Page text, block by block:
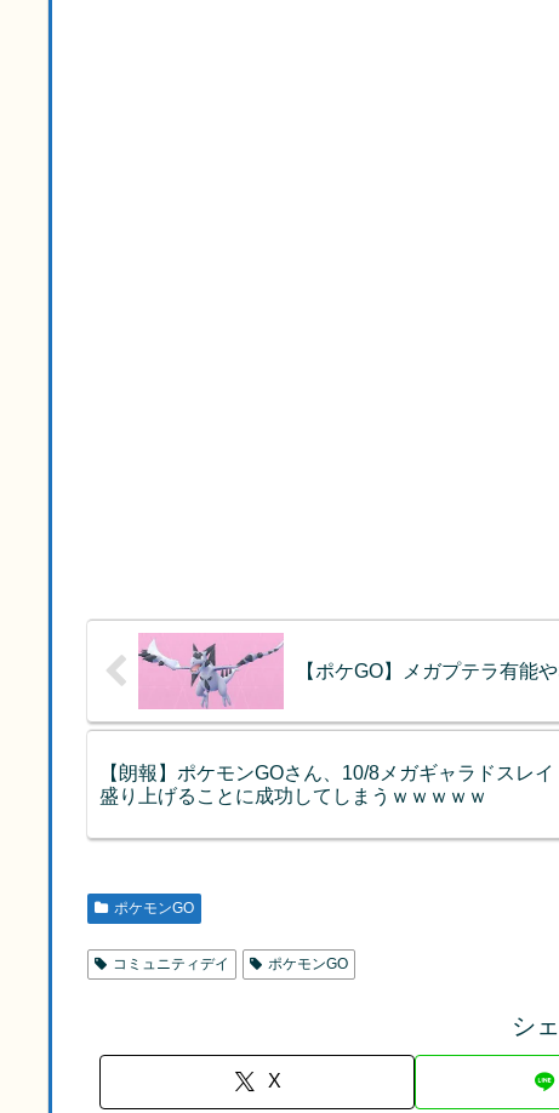
【ポケGO】メガプテラ有能や
【朗報】ポケモンGOさん、10/8メガギャラドスレ
盛り上げることに成功してしまうｗｗｗｗｗ
ポケモンGO
コミュニティデイ ポケモンGO
シ
X